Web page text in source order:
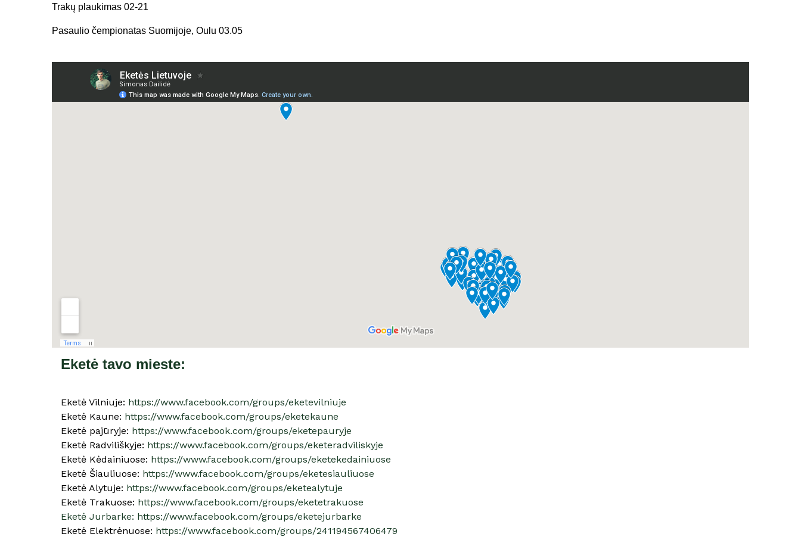
Trakų plaukimas 02-21
Pasaulio čempionatas Suomijoje, Oulu 03.05
Eketė tavo mieste:
Eketė Vilniuje: https://www.facebook.com/groups/eketevilniuje
Eketė Kaune: https://www.facebook.com/groups/eketekaune
Eketė pajūryje: https://www.facebook.com/groups/eketepauryje
Eketė Radviliškyje: https://www.facebook.com/groups/eketeradviliskyje
Eketė Kėdainiuose: https://www.facebook.com/groups/eketekedainiuose
Eketė Šiauliuose: https://www.facebook.com/groups/eketesiauliuose
Eketė Alytuje: https://www.facebook.com/groups/eketealytuje
Eketė Trakuose: https://www.facebook.com/groups/eketetrakuose
Eketė Jurbarke: https://www.facebook.com/groups/eketejurbarke
Eketė Elektrėnuose: https://www.facebook.com/groups/241194567406479